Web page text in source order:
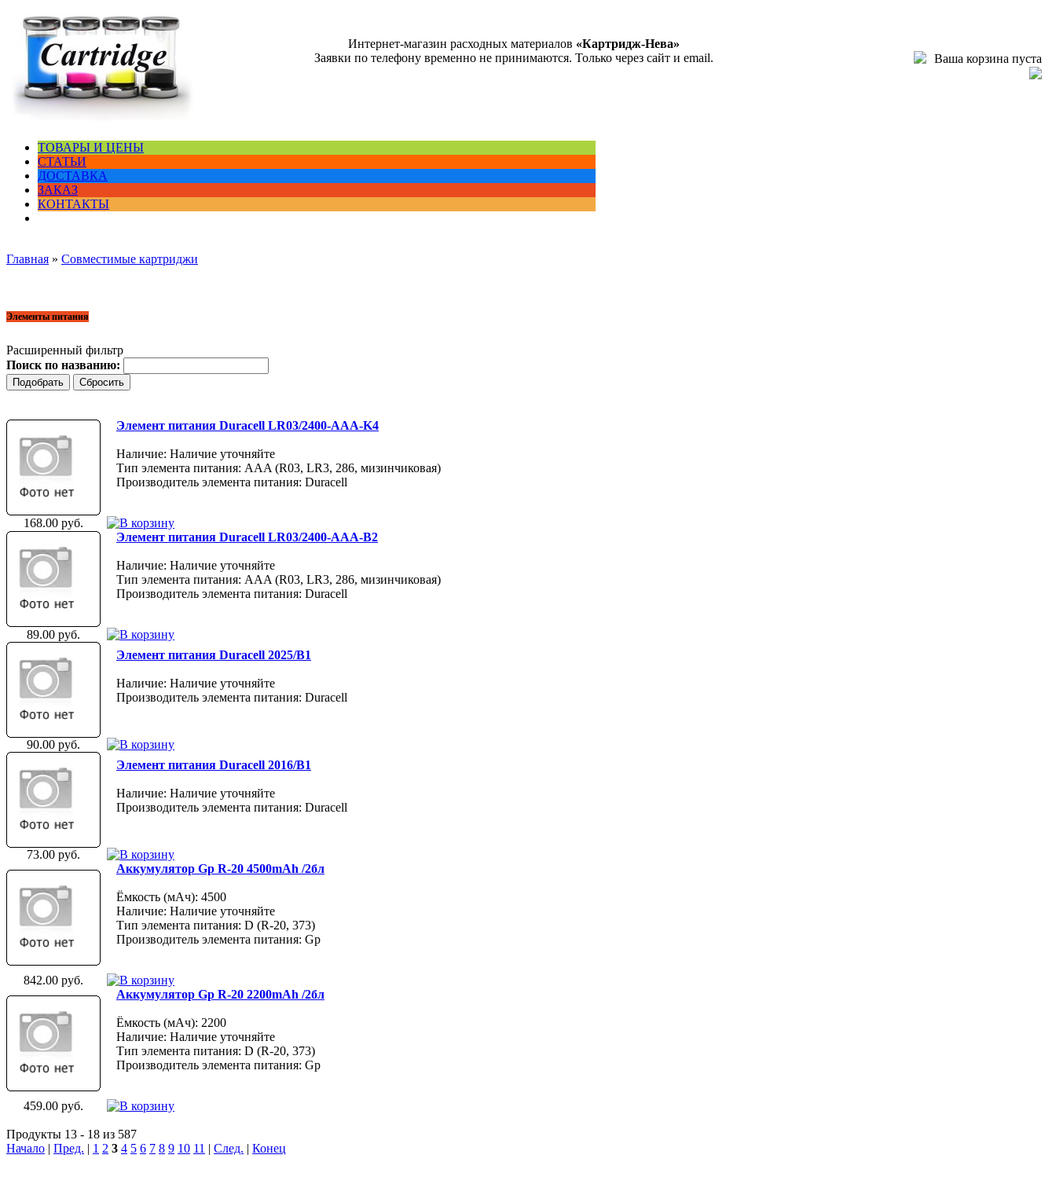
Интернет-магазин расходных материалов «Картридж-Нева»
Заявки по телефону временно не принимаются. Только через сайт и email.
Ваша корзина пуста
ТОВАРЫ И ЦЕНЫ
СТАТЬИ
ДОСТАВКА
ЗАКАЗ
КОНТАКТЫ
Главная » Совместимые картриджи
Элементы питания
Расширенный фильтр
Поиск по названию:
Элемент питания Duracell LR03/2400-AAA-K4
Наличие: Наличие уточняйте
Тип элемента питания: AAA (R03, LR3, 286, мизинчиковая)
Производитель элемента питания: Duracell
168.00 руб.
Элемент питания Duracell LR03/2400-AAA-B2
Наличие: Наличие уточняйте
Тип элемента питания: AAA (R03, LR3, 286, мизинчиковая)
Производитель элемента питания: Duracell
89.00 руб.
Элемент питания Duracell 2025/B1
Наличие: Наличие уточняйте
Производитель элемента питания: Duracell
90.00 руб.
Элемент питания Duracell 2016/B1
Наличие: Наличие уточняйте
Производитель элемента питания: Duracell
73.00 руб.
Аккумулятор Gp R-20 4500mAh /2бл
Ёмкость (мАч): 4500
Наличие: Наличие уточняйте
Тип элемента питания: D (R-20, 373)
Производитель элемента питания: Gp
842.00 руб.
Аккумулятор Gp R-20 2200mAh /2бл
Ёмкость (мАч): 2200
Наличие: Наличие уточняйте
Тип элемента питания: D (R-20, 373)
Производитель элемента питания: Gp
459.00 руб.
Продукты 13 - 18 из 587
Начало | Пред. | 1 2 3 4 5 6 7 8 9 10 11 | След. | Конец